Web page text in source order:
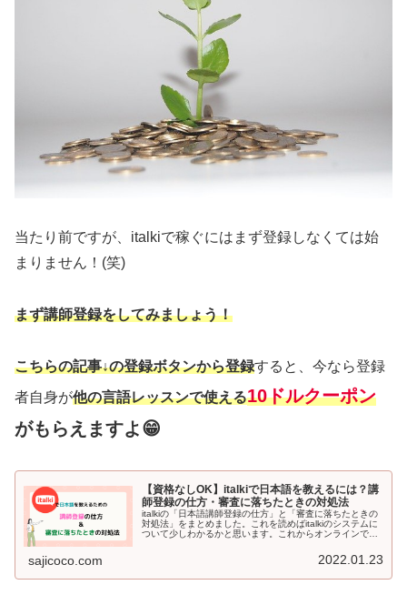
当たり前ですが、italkiで稼ぐにはまず登録しなくては始
まりません！(笑)
まず講師登録をしてみましょう！
こちらの記事↓の登録ボタンから登録すると、今なら登録
者自身が他の言語レッスンで使える10ドルクーポン
がもらえますよ😁
【資格なしOK】italkiで日本語を教えるには？講
師登録の仕方・審査に落ちたときの対処法
italkiの「日本語講師登録の仕方」と「審査に落ちたときの
対処法」をまとめました。これを読めばitalkiのシステムに
ついて少しわかるかと思います。これからオンラインで日
sajicoco.com 2022.01.23